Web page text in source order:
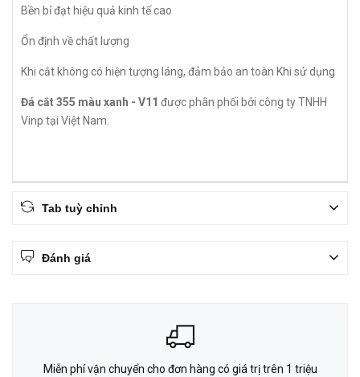
Bền bỉ đạt hiệu quả kinh tế cao
Ổn định về chất lượng
Khi cắt không có hiện tượng láng, đảm bảo an toàn Khi sử dụng
Đá cắt 355 màu xanh - V11 được phân phối bởi công ty TNHH
Vinp tại Việt Nam.
Tab tuỳ chỉnh
Đánh giá
Miễn phí vận chuyển cho đơn hàng có giá trị trên 1 triệu